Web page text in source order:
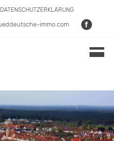
DATENSCHUTZERKLÄRUNG
immo.com